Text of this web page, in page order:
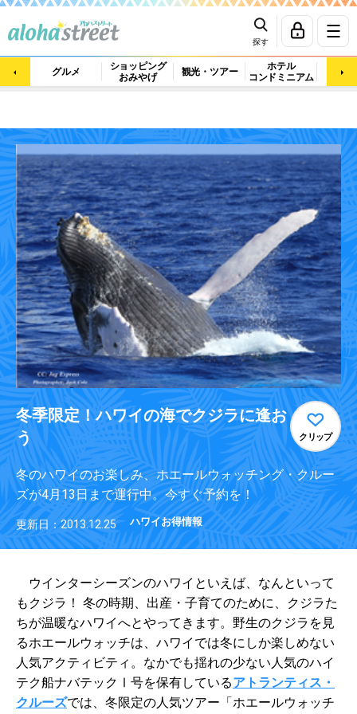
探す
グルメ
ショッピング
おみやげ
観光・ツアー
ホテル
コンドミニアム
マッ
冬季限定！ハワイの海でクジラに逢お
う
クリップ
冬のハワイのお楽しみ、ホエールウォッチング・クルー
ズが4月13日まで運行中。今すぐ予約を！
更新日：2013.12.25 ハワイお得情報
ウインターシーズンのハワイといえば、なんといって
もクジラ！ 冬の時期、出産・子育てのために、クジラた
ちが温暖なハワイへとやってきます。野生のクジラを見
るホエールウォッチは、ハワイでは冬にしか楽しめない
人気アクティビティ。なかでも揺れの少ない人気のハイ
テク船ナバテックⅠ号を保有しているアトランティス・
クルーズでは、冬限定の人気ツアー「ホエールウォッチ